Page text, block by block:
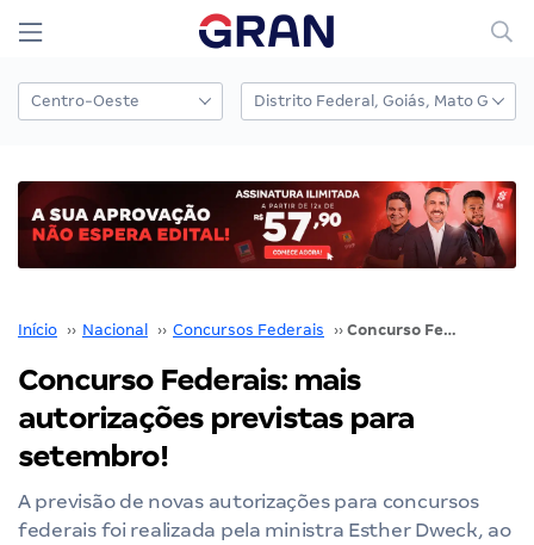
Início ›› Nacional ›› Concursos Federais ›› Concurso Federais: mais autorizações previstas para setembro!
Concurso Federais: mais
autorizações previstas para
setembro!
A previsão de novas autorizações para concursos
federais foi realizada pela ministra Esther Dweck, ao